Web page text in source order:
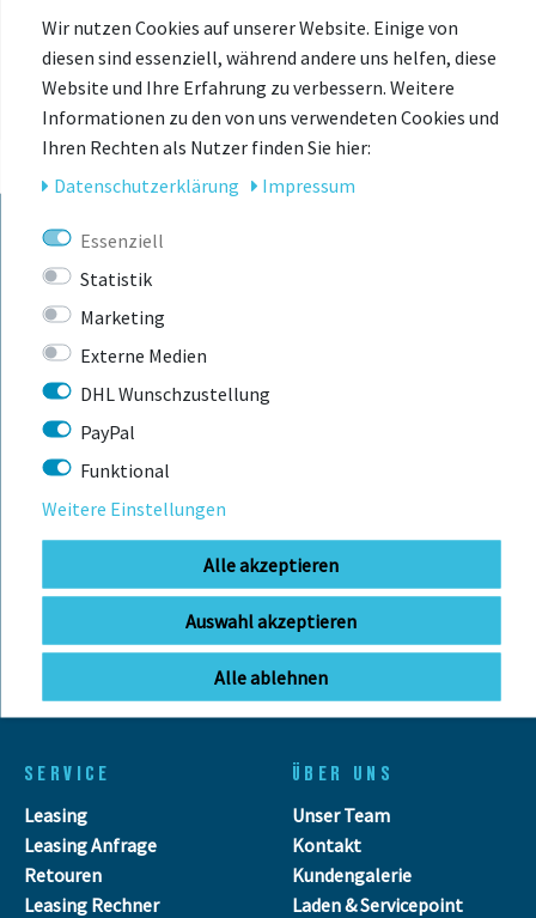
ANGESEHEN
KONTAKT
BIKEBOX GmbH
Stuttgarter Str. 72 78628 Rottweil-
info@bikebox-shop.de
OFFNUNGSZEITEN
Anfahrt Mo - Fr
11:00 - 18:00 Uhr
Sa
SERVICE
Leasing
Leasing Anfrage
Retouren
Leasing Rechner
ÜBER UNS
Unser Team
Kontakt
Kundengalerie
Laden & Servicepoint
Wir nutzen Cookies auf unserer Website. Einige von
diesen sind essenziell, während andere uns helfen, diese
Website und Ihre Erfahrung zu verbessern. Weitere
Informationen zu den von uns verwendeten Cookies und
Ihren Rechten als Nutzer finden Sie hier:
Daten­schutz­erklärung
Impressum
Essenziell
Statistik
Marketing
Externe Medien
DHL Wunschzustellung
PayPal
Funktional
Weitere Einstellungen
Alle akzeptieren
Auswahl akzeptieren
Alle ablehnen